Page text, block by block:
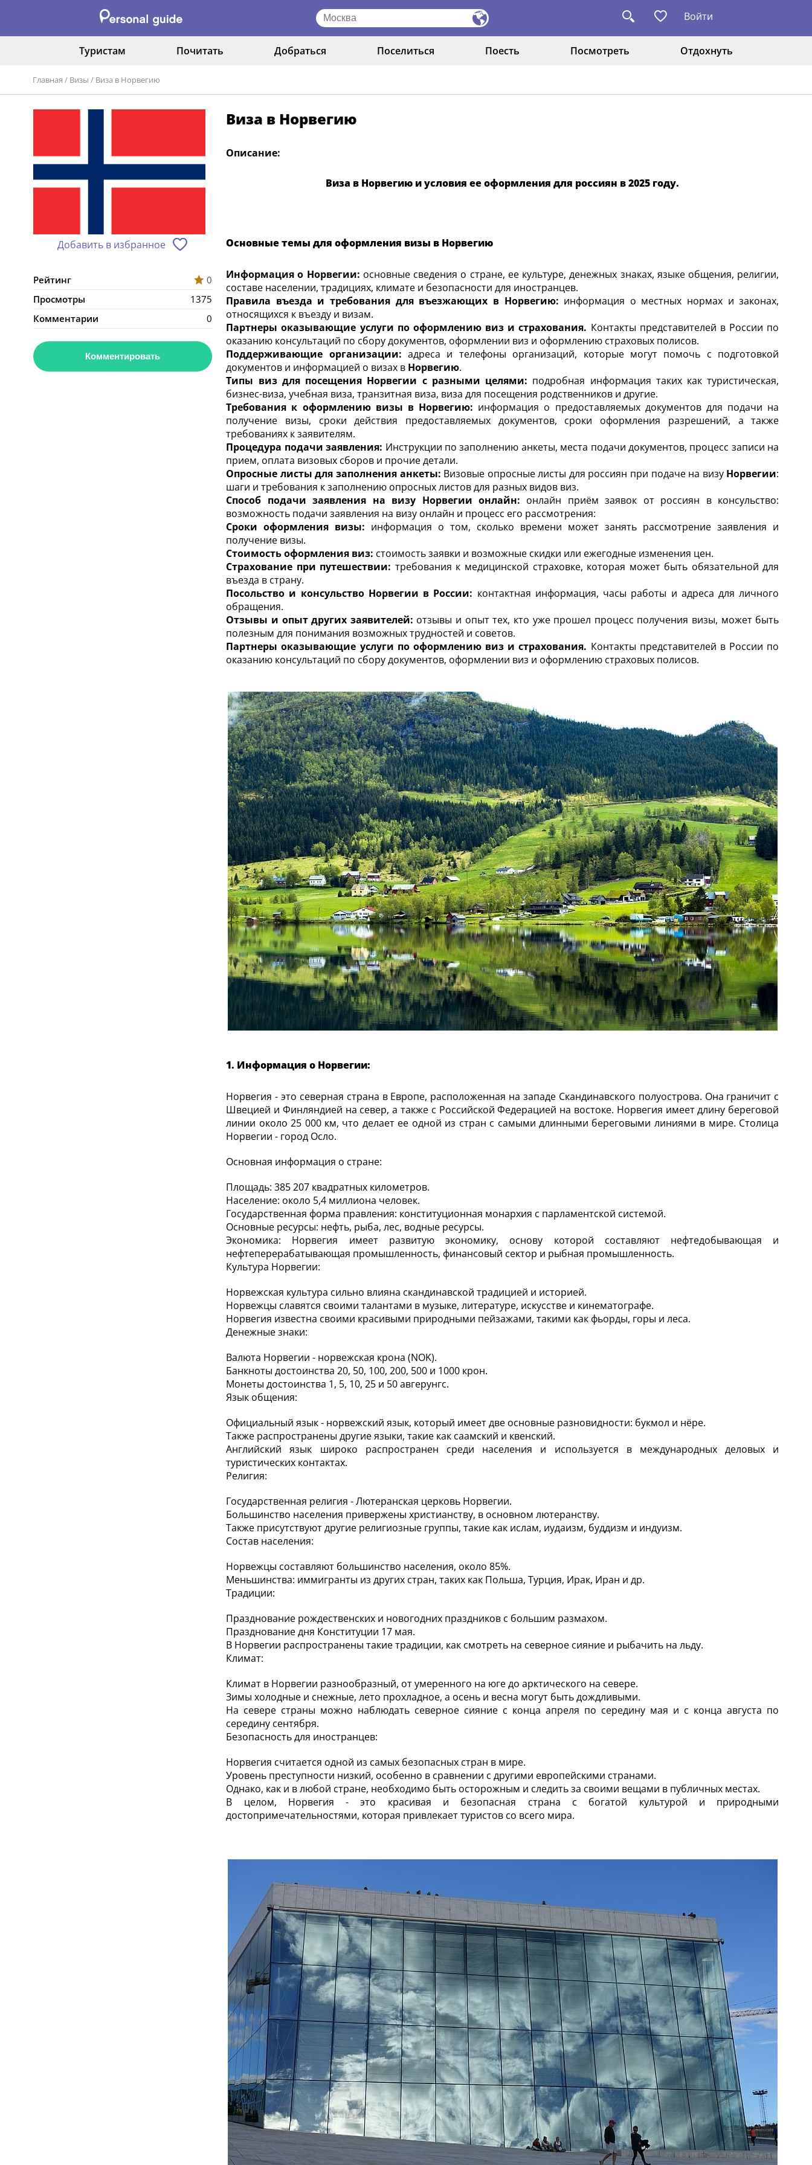
Войти
Туристам Почитать Добраться Поселиться Поесть Посмотреть Отдохнуть
Главная / Визы / Виза в Норвегию
Добавить в избранное
Рейтинг
0
Просмотры
1375
Комментарии
0
Комментировать
Виза в Норвегию
Описание:
Виза в Норвегию и условия ее оформления для россиян в 2025 году.
Основные темы для оформления визы в Норвегию
Информация о Норвегии: основные сведения о стране, ее культуре, денежных знаках, языке общения, религии,
составе населении, традициях, климате и безопасности для иностранцев.
Правила въезда и требования для въезжающих в Норвегию: информация о местных нормах и законах,
относящихся к въезду и визам.
Партнеры оказывающие услуги по оформлению виз и страхования. Контакты представителей в России по
оказанию консультаций по сбору документов, оформлении виз и оформлению страховых полисов.
Поддерживающие организации: адреса и телефоны организаций, которые могут помочь с подготовкой
документов и информацией о визах в Норвегию.
Типы виз для посещения Норвегии с разными целями: подробная информация таких как туристическая,
бизнес-виза, учебная виза, транзитная виза, виза для посещения родственников и другие.
Требования к оформлению визы в Норвегию: информация о предоставляемых документов для подачи на
получение визы, сроки действия предоставляемых документов, сроки оформления разрешений, а также
требованиях к заявителям.
Процедура подачи заявления: Инструкции по заполнению анкеты, места подачи документов, процесс записи на
прием, оплата визовых сборов и прочие детали.
Опросные листы для заполнения анкеты: Визовые опросные листы для россиян при подаче на визу Норвегии:
шаги и требования к заполнению опросных листов для разных видов виз.
Способ подачи заявления на визу Норвегии онлайн: онлайн приём заявок от россиян в консульство:
возможность подачи заявления на визу онлайн и процесс его рассмотрения:
Сроки оформления визы: информация о том, сколько времени может занять рассмотрение заявления и
получение визы.
Стоимость оформления виз: стоимость заявки и возможные скидки или ежегодные изменения цен.
Страхование при путешествии: требования к медицинской страховке, которая может быть обязательной для
въезда в страну.
Посольство и консульство Норвегии в России: контактная информация, часы работы и адреса для личного
обращения.
Отзывы и опыт других заявителей: отзывы и опыт тех, кто уже прошел процесс получения визы, может быть
полезным для понимания возможных трудностей и советов.
Партнеры оказывающие услуги по оформлению виз и страхования. Контакты представителей в России по
оказанию консультаций по сбору документов, оформлении виз и оформлению страховых полисов.
1. Информация о Норвегии:
Норвегия - это северная страна в Европе, расположенная на западе Скандинавского полуострова. Она граничит с
Швецией и Финляндией на север, а также с Российской Федерацией на востоке. Норвегия имеет длину береговой
линии около 25 000 км, что делает ее одной из стран с самыми длинными береговыми линиями в мире. Столица
Норвегии - город Осло.
Основная информация о стране:
Площадь: 385 207 квадратных километров.
Население: около 5,4 миллиона человек.
Государственная форма правления: конституционная монархия с парламентской системой.
Основные ресурсы: нефть, рыба, лес, водные ресурсы.
Экономика: Норвегия имеет развитую экономику, основу которой составляют нефтедобывающая и
нефтеперерабатывающая промышленность, финансовый сектор и рыбная промышленность.
Культура Норвегии:
Норвежская культура сильно влияна скандинавской традицией и историей.
Норвежцы славятся своими талантами в музыке, литературе, искусстве и кинематографе.
Норвегия известна своими красивыми природными пейзажами, такими как фьорды, горы и леса.
Денежные знаки:
Валюта Норвегии - норвежская крона (NOK).
Банкноты достоинства 20, 50, 100, 200, 500 и 1000 крон.
Монеты достоинства 1, 5, 10, 25 и 50 авгерунгс.
Язык общения:
Официальный язык - норвежский язык, который имеет две основные разновидности: букмол и нёре.
Также распространены другие языки, такие как саамский и квенский.
Английский язык широко распространен среди населения и используется в международных деловых и
туристических контактах.
Религия:
Государственная религия - Лютеранская церковь Норвегии.
Большинство населения привержены христианству, в основном лютеранству.
Также присутствуют другие религиозные группы, такие как ислам, иудаизм, буддизм и индуизм.
Состав населения:
Норвежцы составляют большинство населения, около 85%.
Меньшинства: иммигранты из других стран, таких как Польша, Турция, Ирак, Иран и др.
Традиции:
Празднование рождественских и новогодних праздников с большим размахом.
Празднование дня Конституции 17 мая.
В Норвегии распространены такие традиции, как смотреть на северное сияние и рыбачить на льду.
Климат:
Климат в Норвегии разнообразный, от умеренного на юге до арктического на севере.
Зимы холодные и снежные, лето прохладное, а осень и весна могут быть дождливыми.
На севере страны можно наблюдать северное сияние с конца апреля по середину мая и с конца августа по
середину сентября.
Безопасность для иностранцев:
Норвегия считается одной из самых безопасных стран в мире.
Уровень преступности низкий, особенно в сравнении с другими европейскими странами.
Однако, как и в любой стране, необходимо быть осторожным и следить за своими вещами в публичных местах.
В целом, Норвегия - это красивая и безопасная страна с богатой культурой и природными
достопримечательностями, которая привлекает туристов со всего мира.